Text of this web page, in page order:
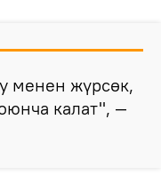
менен жүрсөк,
калат", —